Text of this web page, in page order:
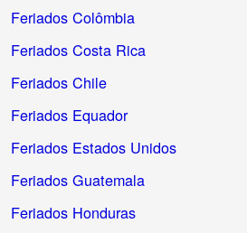
Feriados Colômbia
Feriados Costa Rica
Feriados Chile
Feriados Equador
Feriados Estados Unidos
Feriados Guatemala
Feriados Honduras